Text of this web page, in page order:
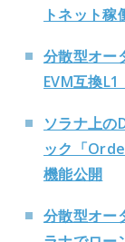
トネット稼
分散型オー
EVM互換
ソラナ上の
ック「
機能公開
分散型オ